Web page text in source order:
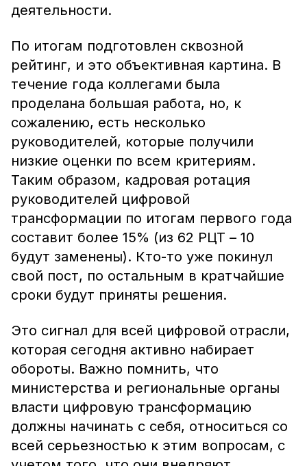
деятельности.
По итогам подготовлен сквозной
рейтинг, и это объективная картина. В
течение года коллегами была
проделана большая работа, но, к
сожалению, есть несколько
руководителей, которые получили
низкие оценки по всем критериям.
Таким образом, кадровая ротация
руководителей цифровой
трансформации по итогам первого года
составит более 15% (из 62 РЦТ – 10
будут заменены). Кто-то уже покинул
свой пост, по остальным в кратчайшие
сроки будут приняты решения.
Это сигнал для всей цифровой отрасли,
которая сегодня активно набирает
обороты. Важно помнить, что
министерства и региональные органы
власти цифровую трансформацию
должны начинать с себя, относиться со
всей серьезностью к этим вопросам, с